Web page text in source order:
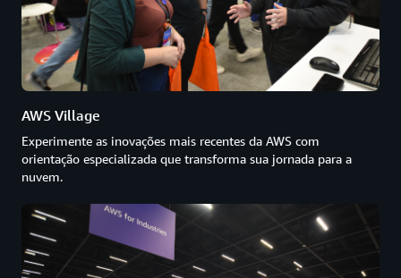
AWS Village
Experimente as inovações mais recentes da AWS com
orientação especializada que transforma sua jornada para a
nuvem.